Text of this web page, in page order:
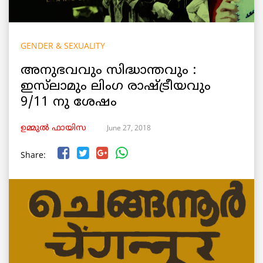
GENDER & SEXUALITY
അനുഭവവും സിദ്ധാന്തവും :
ഇസ്‌ലാമും ലിംഗ രാഷ്ട്രീയവും
9/11 നു ശേഷം
ഉമ്മുല്‍ ഫായിസ June 27, 2018
Share: